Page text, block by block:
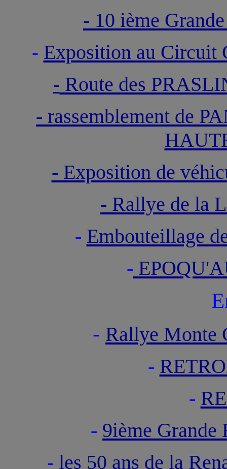
- 10 ième
- Exposition au Circuit
- Route des
- rassemblement de
- Exposition de
- Rallye de la
- Embouteillage
-
- Rallye Monte
-
-
- 9ième
- les 50 ans de la